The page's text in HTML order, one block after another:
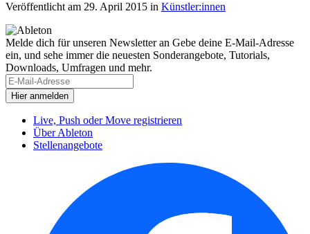
Veröffentlicht am 29. April 2015 in Künstler:innen
Melde dich für unseren Newsletter an Gebe deine E-Mail-Adresse
ein, und sehe immer die neuesten Sonderangebote, Tutorials,
Downloads, Umfragen und mehr.
Live, Push oder Move registrieren
Über Ableton
Stellenangebote